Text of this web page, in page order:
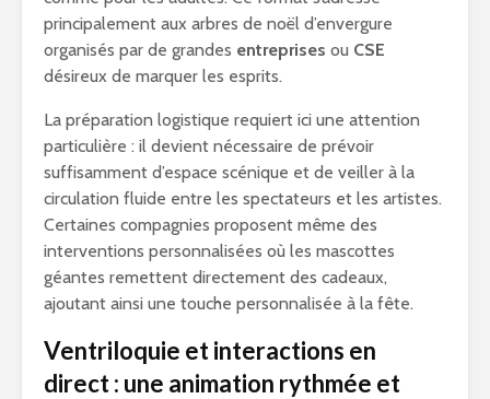
principalement aux arbres de noël d’envergure
organisés par de grandes entreprises ou CSE
désireux de marquer les esprits.
La préparation logistique requiert ici une attention
particulière : il devient nécessaire de prévoir
suffisamment d’espace scénique et de veiller à la
circulation fluide entre les spectateurs et les artistes.
Certaines compagnies proposent même des
interventions personnalisées où les mascottes
géantes remettent directement des cadeaux,
ajoutant ainsi une touche personnalisée à la fête.
Ventriloquie et interactions en
direct : une animation rythmée et